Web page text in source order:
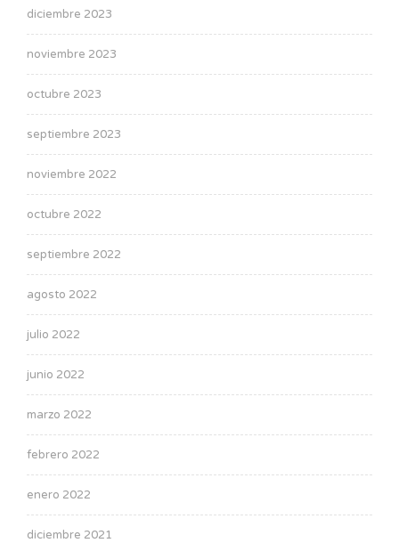
diciembre 2023
noviembre 2023
octubre 2023
septiembre 2023
noviembre 2022
octubre 2022
septiembre 2022
agosto 2022
julio 2022
junio 2022
marzo 2022
febrero 2022
enero 2022
diciembre 2021